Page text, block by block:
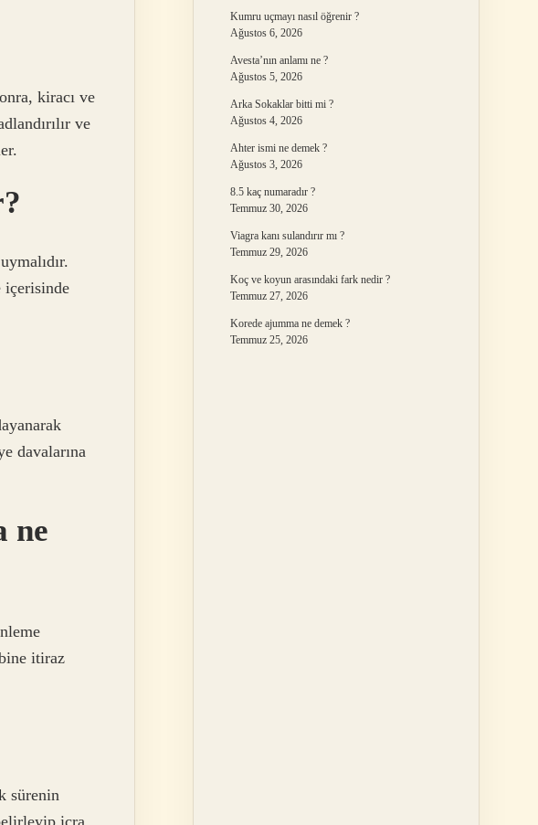
kiracı ve
ve
içerisinde
davalarına
ne
itiraz
sürenin
icra
Kumru uçmayı nasıl öğrenir ?
Ağustos 6, 2026
Avesta’nın anlamı ne ?
Ağustos 5, 2026
Arka Sokaklar bitti mi ?
Ağustos 4, 2026
Ahter ismi ne demek ?
Ağustos 3, 2026
8.5 kaç numaradır ?
Temmuz 30, 2026
Viagra kanı sulandırır mı ?
Temmuz 29, 2026
Koç ve koyun arasındaki fark nedir ?
Temmuz 27, 2026
Korede ajumma ne demek ?
Temmuz 25, 2026